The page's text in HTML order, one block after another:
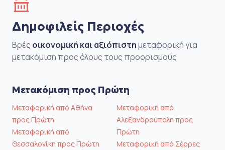
Δημοφιλείς Περιοχές
Βρές οικονομική και αξιόπιστημεταφορική για
μετακόμιση προς όλους τους προορισμούς
Μετακόμιση προς Πρώτη
Μεταφορική από Αθήνα
προς Πρώτη
Μεταφορική από
Θεσσαλονίκη προς Πρώτη
Μεταφορική από
Αλεξανδρούπολη προς
Πρώτη
Μεταφορική από Σέρρες